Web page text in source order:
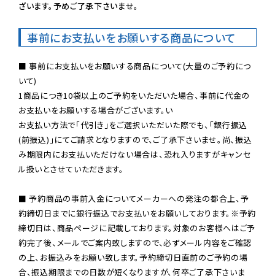
ざいます。予めご了承下さいませ。
事前にお支払いをお願いする商品について
■ 事前にお支払いをお願いする商品について(大量のご予約につ
いて)
1商品につき10袋以上のご予約をいただいた場合、事前に代金の
お支払いをお願いする場合がございます。い
お支払い方法で「代引き」をご選択いただいた際でも、「銀行振込
(前振込)」にてご請求となりますので、ご了承下さいませ。尚、振込
み期限内にお支払いただけない場合は、恐れ入りますがキャンセ
ル扱いとさせていただきます。
■ 予約商品の事前入金についてメーカーへの発注の都合上、予
約締切日までに銀行振込でお支払いをお願いしております。※予約
締切日は、商品ページに記載しております。対象のお客様へはご予
約完了後、メールでご案内致しますので、必ずメール内容をご確認
の上、お振込みをお願い致します。予約締切日直前のご予約の場
合、振込期限までの日数が短くなりますが、何卒ご了承下さいま